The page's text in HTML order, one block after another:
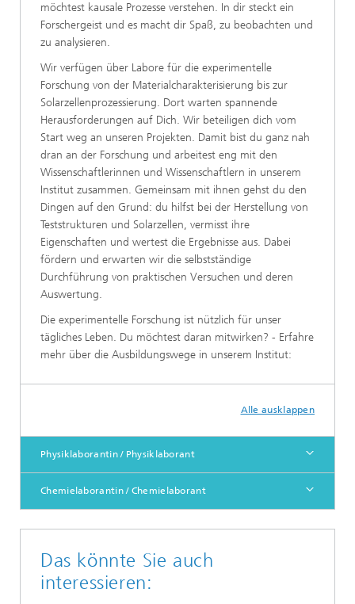
möchtest kausale Prozesse verstehen. In dir steckt ein
Forschergeist und es macht dir Spaß, zu beobachten und
zu analysieren.
Wir verfügen über Labore für die experimentelle
Forschung von der Materialcharakterisierung bis zur
Solarzellenprozessierung. Dort warten spannende
Herausforderungen auf Dich. Wir beteiligen dich vom
Start weg an unseren Projekten. Damit bist du ganz nah
dran an der Forschung und arbeitest eng mit den
Wissenschaftlerinnen und Wissenschaftlern in unserem
Institut zusammen. Gemeinsam mit ihnen gehst du den
Dingen auf den Grund: du hilfst bei der Herstellung von
Teststrukturen und Solarzellen, vermisst ihre
Eigenschaften und wertest die Ergebnisse aus. Dabei
fördern und erwarten wir die selbstständige
Durchführung von praktischen Versuchen und deren
Auswertung.
Die experimentelle Forschung ist nützlich für unser
tägliches Leben. Du möchtest daran mitwirken? - Erfahre
mehr über die Ausbildungswege in unserem Institut:
Alle ausklappen
Physiklaborantin / Physiklaborant
Chemielaborantin / Chemielaborant
Das könnte Sie auch
interessieren: